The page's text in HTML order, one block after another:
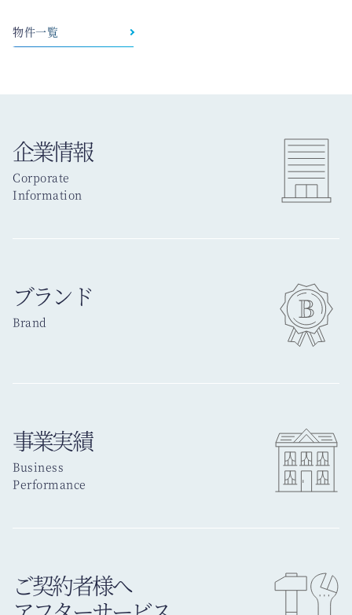
物件一覧
企業情報
Corporate
Information
ブランド
Brand
事業実績
Business
Performance
ご契約者様へ